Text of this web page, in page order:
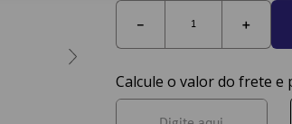
＋
－